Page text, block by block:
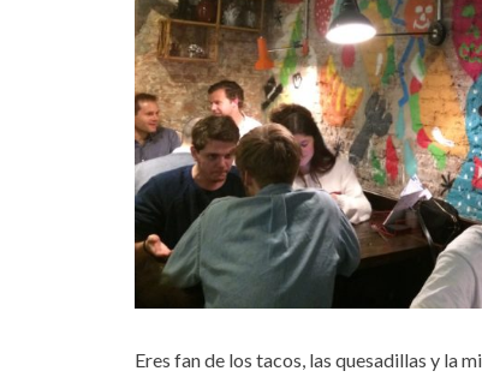
Eres fan de los tacos, las quesadillas y la